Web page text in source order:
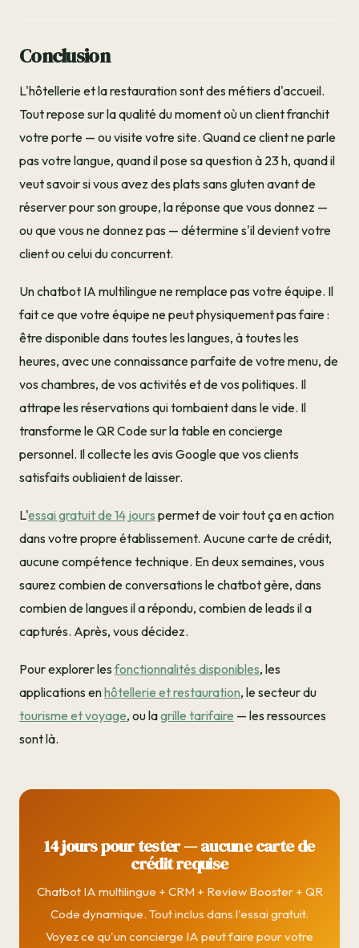
Conclusion
L'hôtellerie et la restauration sont des métiers d'accueil.
Tout repose sur la qualité du moment où un client franchit
votre porte — ou visite votre site. Quand ce client ne parle
pas votre langue, quand il pose sa question à 23 h, quand il
veut savoir si vous avez des plats sans gluten avant de
réserver pour son groupe, la réponse que vous donnez —
ou que vous ne donnez pas — détermine s'il devient votre
client ou celui du concurrent.
Un chatbot IA multilingue ne remplace pas votre équipe. Il
fait ce que votre équipe ne peut physiquement pas faire :
être disponible dans toutes les langues, à toutes les
heures, avec une connaissance parfaite de votre menu, de
vos chambres, de vos activités et de vos politiques. Il
attrape les réservations qui tombaient dans le vide. Il
transforme le QR Code sur la table en concierge
personnel. Il collecte les avis Google que vos clients
satisfaits oubliaient de laisser.
L'essai gratuit de 14 jours permet de voir tout ça en action
dans votre propre établissement. Aucune carte de crédit,
aucune compétence technique. En deux semaines, vous
saurez combien de conversations le chatbot gère, dans
combien de langues il a répondu, combien de leads il a
capturés. Après, vous décidez.
Pour explorer lesfonctionnalités disponibles, les
applications enhôtellerie et restauration, le secteur du
tourisme et voyage, ou lagrille tarifaire — les ressources
sont là.
14 jours pour tester — aucune carte de
crédit requise
Chatbot IA multilingue + CRM + Review Booster + QR
Code dynamique. Tout inclus dans l'essai gratuit.
Voyez ce qu'un concierge IA peut faire pour votre